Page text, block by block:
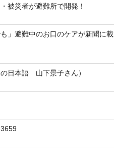
被災者が避難所で開発！
も」避難中のお口のケアが新聞に載
日本語 山下景子さん）